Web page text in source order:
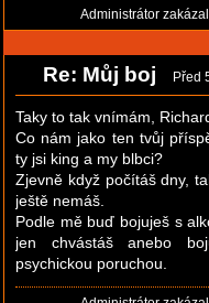
Administrátor
Re: Můj boj Před
Taky to tak vnímám,
Co nám jako ten tvůj
ty jsi king a my blbci?
Zjevně když počítáš dny,
ještě nemáš.
Podle mě buď bojuješ s
jen chvástáš anebo
psychickou poruchou.